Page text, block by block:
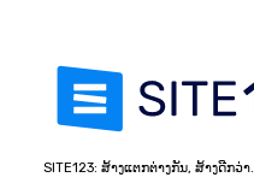
SITE123: ສ້າງແຕກຕ່າງກັນ, ສ້າງດີກວ່າ.